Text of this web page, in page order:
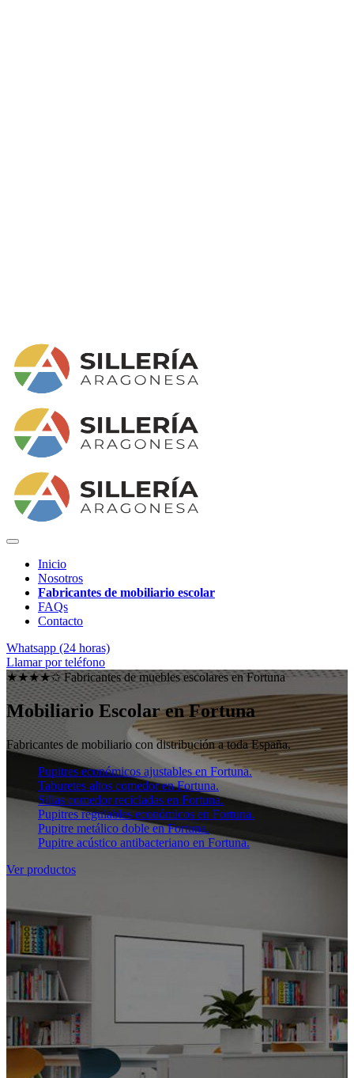
Inicio
Nosotros
Fabricantes de mobiliario escolar
FAQs
Contacto
Whatsapp (24 horas)
Llamar por teléfono
★★★★✩ Fabricantes de muebles escolares enFortuna
Mobiliario Escolar en Fortuna
Fabricantes de mobiliario con distribución a toda España.
Pupitres económicos ajustables en Fortuna.
Taburetes altos comedor en Fortuna.
Sillas comedor recicladas en Fortuna.
Pupitres regulables económicos en Fortuna.
Pupitre metálico doble en Fortuna.
Pupitre acústico antibacteriano en Fortuna.
Ver productos